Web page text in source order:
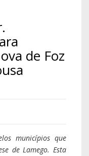
de Foz
municípios que
de Lamego. Esta